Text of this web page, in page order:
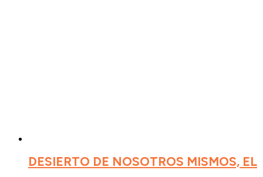
DESIERTO DE NOSOTROS MISMOS, EL